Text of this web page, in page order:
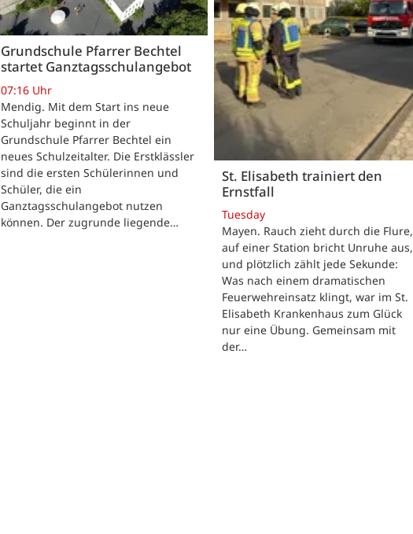
Grundschule Pfarrer Bechtel
startet Ganztagsschulangebot
07:16 Uhr
Mendig. Mit dem Start ins neue
Schuljahr beginnt in der
Grundschule Pfarrer Bechtel ein
neues Schulzeitalter. Die Erstklässler
sind die ersten Schülerinnen und
Schüler, die ein
Ganztagsschulangebot nutzen
können. Der zugrunde liegende…
St. Elisabeth trainiert den
Ernstfall
Tuesday
Mayen. Rauch zieht durch die Flure,
auf einer Station bricht Unruhe aus,
und plötzlich zählt jede Sekunde:
Was nach einem dramatischen
Feuerwehreinsatz klingt, war im St.
Elisabeth Krankenhaus zum Glück
nur eine Übung. Gemeinsam mit
der…